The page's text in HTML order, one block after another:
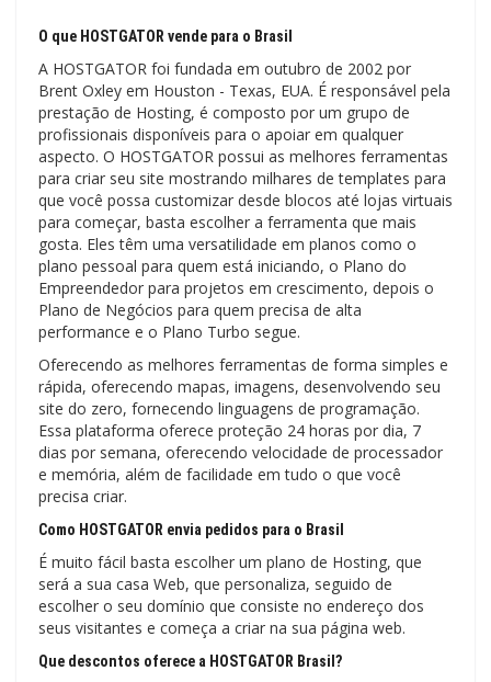
O que HOSTGATOR vende para o Brasil
A HOSTGATOR foi fundada em outubro de 2002 por
Brent Oxley em Houston - Texas, EUA. É responsável pela
prestação de Hosting, é composto por um grupo de
profissionais disponíveis para o apoiar em qualquer
aspecto. O HOSTGATOR possui as melhores ferramentas
para criar seu site mostrando milhares de templates para
que você possa customizar desde blocos até lojas virtuais
para começar, basta escolher a ferramenta que mais
gosta. Eles têm uma versatilidade em planos como o
plano pessoal para quem está iniciando, o Plano do
Empreendedor para projetos em crescimento, depois o
Plano de Negócios para quem precisa de alta
performance e o Plano Turbo segue.
Oferecendo as melhores ferramentas de forma simples e
rápida, oferecendo mapas, imagens, desenvolvendo seu
site do zero, fornecendo linguagens de programação.
Essa plataforma oferece proteção 24 horas por dia, 7
dias por semana, oferecendo velocidade de processador
e memória, além de facilidade em tudo o que você
precisa criar.
Como HOSTGATOR envia pedidos para o Brasil
É muito fácil basta escolher um plano de Hosting, que
será a sua casa Web, que personaliza, seguido de
escolher o seu domínio que consiste no endereço dos
seus visitantes e começa a criar na sua página web.
Que descontos oferece a HOSTGATOR Brasil?